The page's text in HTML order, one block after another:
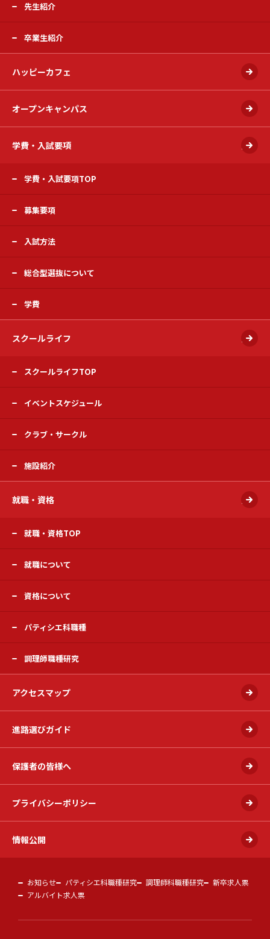
先生紹介
卒業生紹介
ハッピーカフェ
オープンキャンパス
学費・入試要項 開く
学費・入試要項TOP
募集要項
入試方法
総合型選抜について
学費
スクールライフ 開く
スクールライフTOP
イベントスケジュール
クラブ・サークル
施設紹介
就職・資格 開く
就職・資格TOP
就職について
資格について
パティシエ科職種
調理師職種研究
アクセスマップ
進路選びガイド
保護者の皆様へ
プライバシーポリシー
情報公開
お知らせ パティシエ科職種研究 調理師科職種研究
新卒求人票
アルバイト求人票